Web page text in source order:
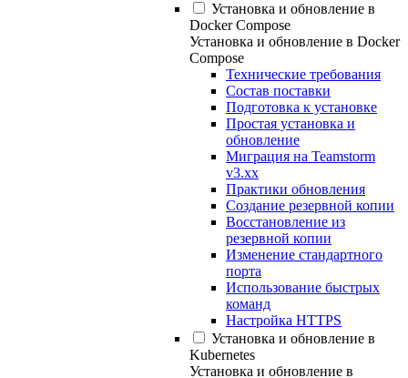
Установка и обновление в
Docker Compose
Установка и обновление в Docker
Compose
Технические требования
Состав поставки
Подготовка к установке
Простая установка и
обновление
Миграция на Teamstorm
v3.xx
Практики обновления
Создание резервной копии
Восстановление из
резервной копии
Изменение стандартного
порта
Использование быстрых
команд
Настройка HTTPS
Установка и обновление в
Kubernetes
Установка и обновление в